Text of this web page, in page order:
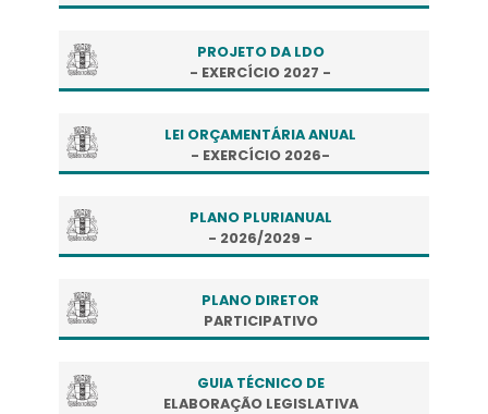
PROJETO DA LDO
- EXERCÍCIO 2027 -
LEI ORÇAMENTÁRIA ANUAL
- EXERCÍCIO 2026-
PLANO PLURIANUAL
- 2026/2029 -
PLANO DIRETOR
PARTICIPATIVO
GUIA TÉCNICO DE
ELABORAÇÃO LEGISLATIVA